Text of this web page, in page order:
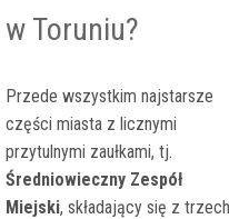
w Toruniu?
Przede wszystkim najstarsze
części miasta z licznymi
przytulnymi zaułkami, tj.
Średniowieczny Zespół
Miejski, składający się z trzech